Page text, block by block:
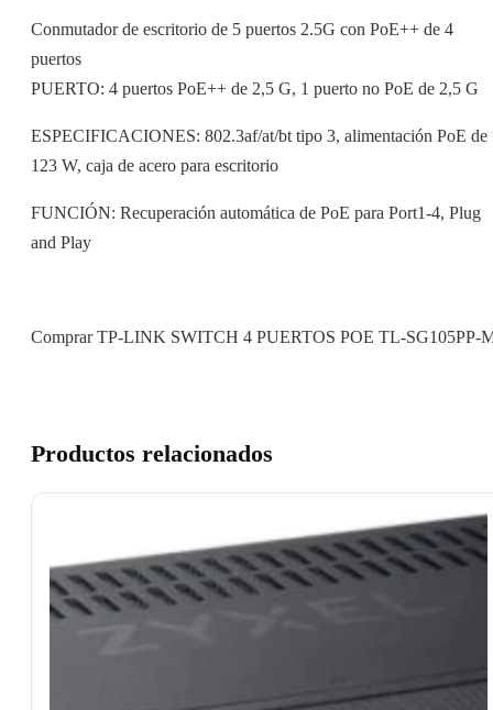
Conmutador de escritorio de 5 puertos 2.5G con PoE++ de 4
puertos
PUERTO: 4 puertos PoE++ de 2,5 G, 1 puerto no PoE de 2,5 G
ESPECIFICACIONES: 802.3af/at/bt tipo 3, alimentación PoE de
123 W, caja de acero para escritorio
FUNCIÓN: Recuperación automática de PoE para Port1-4, Plug
and Play
Comprar TP-LINK SWITCH 4 PUERTOS POE TL-SG105PP-
Productos relacionados